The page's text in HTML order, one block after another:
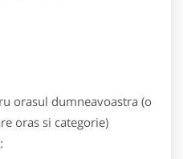
orasul dumneavoastra (o
oras si categorie)